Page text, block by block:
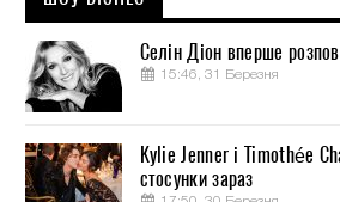
Селін Діон вперше
15:46, 31 Березня
Kylie Jenner і Timothée
стосунки зараз